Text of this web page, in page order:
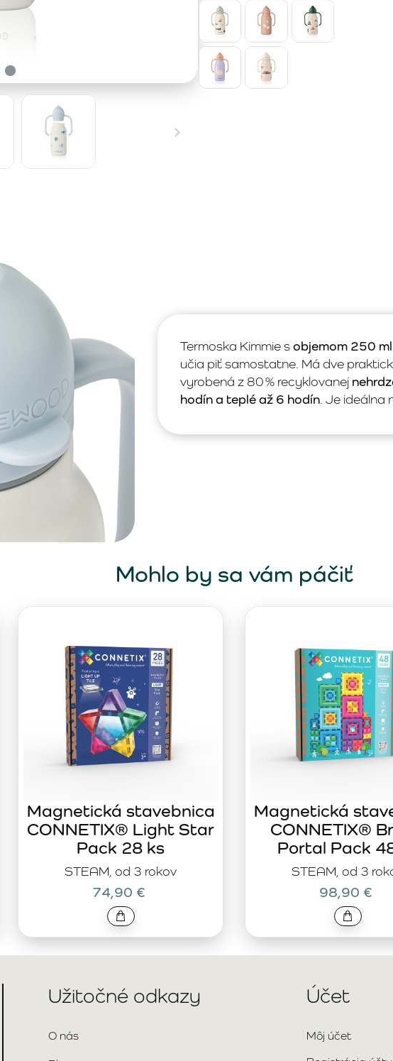
Termoska Kimmie sobjemom 250 ml
učia piť samostatne. Má dve
vyrobená z 80 % recyklovanej
hodín a teplé až 6 hodín. Je ideálna
Mohlo by sa vám páčiť
STEAM, od 3 rokov
Magnetická stavebnica
CONNETIX® Light Star
Pack 28 ks
74,90 €
STEAM, od 3
Magnetická
CONNETIX®
Portal Pack
98,90 €
Užitočné odkazy
O nás
Účet
Môj účet